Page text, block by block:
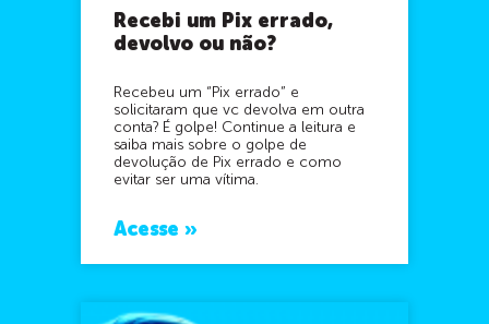
Recebi um Pix errado,
devolvo ou não?
Recebeu um “Pix errado” e
solicitaram que vc devolva em outra
conta? É golpe! Continue a leitura e
saiba mais sobre o golpe de
devolução de Pix errado e como
evitar ser uma vítima.
Acesse »